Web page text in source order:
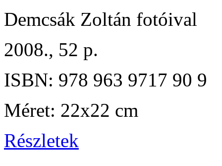
Demcsák Zoltán fotóival
2008., 52 p.
ISBN: 978 963 9717 90 9
Méret: 22x22 cm
Részletek